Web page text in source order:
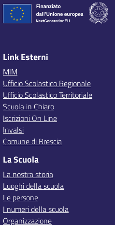
Link Esterni
MIM
Ufficio Scolastico Regionale
Ufficio Scolastico Territoriale
Scuola in Chiaro
Iscrizioni On Line
Invalsi
Comune di Brescia
La Scuola
La nostra storia
Luoghi della scuola
Le persone
I numeri della scuola
Organizzazione